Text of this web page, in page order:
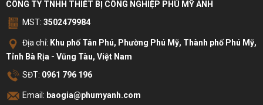
CÔNG TY TNHH THIẾT BỊ CÔNG NGHIỆP PHÚ MỸ ANH
MST: 3502479984
Địa chỉ: Khu phố Tân Phú, Phường Phú Mỹ, Thành phố Phú Mỹ,
Tỉnh Bà Rịa - Vũng Tàu, Việt Nam
SĐT: 0961 796 196
Email: baogia@phumyanh.com